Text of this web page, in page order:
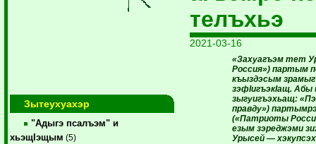
Зытеухуахэр
"Адыгэ псалъэм" и
хьэщIэщым (5)
телъхьэ
2021-03-16
«Захуагъэм тет
Россия») партым
къыздэсым
зэфIигъэкIащ.
зыгуигъэхьащ:
правду»)
(«Патриоты
езым зэреджэми
Урысей —